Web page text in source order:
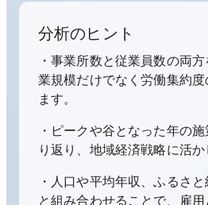
分析のヒント
・事業所数と従業員数の両
業規模だけでなく労働集約度
ます。
・ピークや谷となった年の
り返り、地域経済戦略に活か
・人口や平均年収、ふるさ
と組み合わせることで、雇